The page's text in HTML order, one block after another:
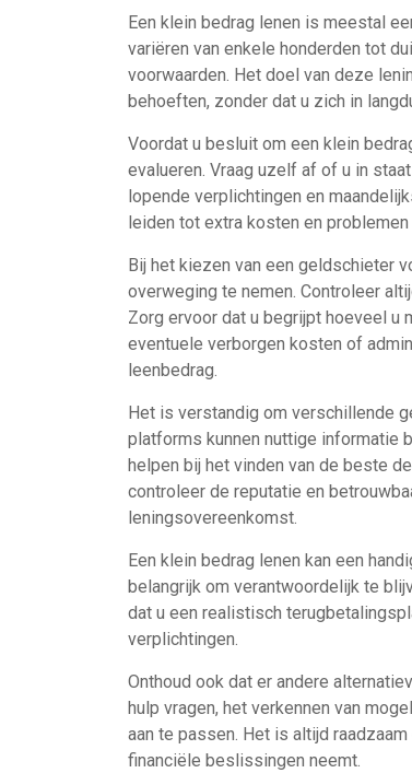
Een klein bedrag lenen is meestal
variëren van enkele honderden tot
voorwaarden. Het doel van deze
behoeften, zonder dat u zich in
Voordat u besluit om een klein
evalueren. Vraag uzelf af of u in
lopende verplichtingen en
leiden tot extra kosten en
Bij het kiezen van een geldschieter
overweging te nemen. Controleer
Zorg ervoor dat u begrijpt hoeveel u
eventuele verborgen kosten of
leenbedrag.
Het is verstandig om verschillende
platforms kunnen nuttige informatie
helpen bij het vinden van de beste
controleer de reputatie en
leningsovereenkomst.
Een klein bedrag lenen kan een
belangrijk om verantwoordelijk te
dat u een realistisch
verplichtingen.
Onthoud ook dat er andere
hulp vragen, het verkennen van
aan te passen. Het is altijd
financiële beslissingen neemt.